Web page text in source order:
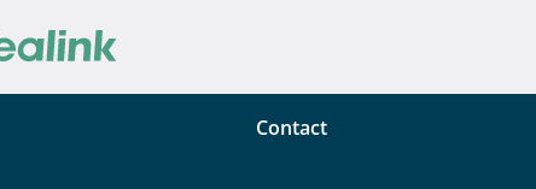
Contact